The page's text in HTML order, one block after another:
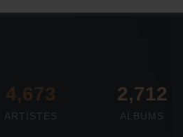
4,673
ARTISTES
2,712
ALBUMS